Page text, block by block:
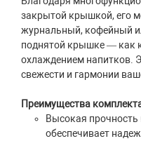
закрытой крышкой, его
журнальный, кофейный
поднятой крышке — как
охлаждением напитков.
свежести и гармонии
Преимущества
Высокая прочность
обеспечивает